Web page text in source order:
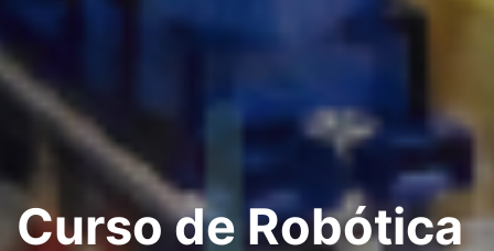
Curso de Robótica